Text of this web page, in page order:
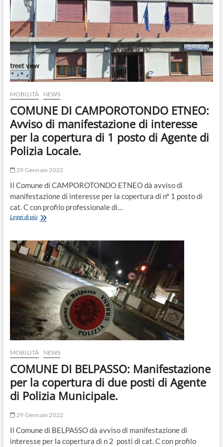
o
MOBILITÀ NEWS
COMUNE DI CAMPOROTONDO ETNEO:
Avviso di manifestazione di interesse
per la copertura di 1 posto di Agente di
Polizia Locale.
29 Gennaio 2022
Il Comune di CAMPOROTONDO ETNEO dà avviso di
manifestazione di interesse per la copertura di n° 1 posto di
cat. C con profilo professionale di…
Leggi di piùCOMUNE
ETNEO:
Avviso
di
manifestazione
di
interesse
per
la
copertura
di
1
posto
di
Agente
di
Locale.
MOBILITÀ NEWS
COMUNE DI BELPASSO: Manifestazione
per la copertura di due posti di Agente
di Polizia Municipale.
29 Gennaio 2022
Il Comune di BELPASSO dà avviso di manifestazione di
interesse per la copertura di n 2 posti di cat. C con profilo